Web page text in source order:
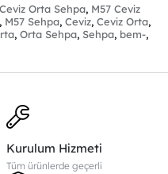
Orta Sehpa, M57 Ceviz
M57 Sehpa, Ceviz, Ceviz Orta,
, Orta Sehpa, Sehpa, bem-,
Kurulum Hizmeti
Tüm ürünlerde geçerli